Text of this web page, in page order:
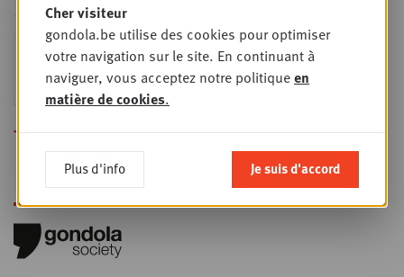
24
SEPT
Sales & nego Summit
2026
Sales & Nego summit 2026
Toutes les formations
Cher visiteur
gondola.be utilise des cookies pour optimiser
votre navigation sur le site. En continuant à
naviguer, vous acceptez notre politiqueen
matière de cookies.
Plus d'info Je suis d'accord